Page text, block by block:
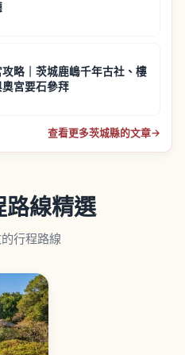
攻略｜茨城鹿嶋千年古社、樓
奧宮要石參拜
查看更多茨城縣的文章→
路線精選
行程路線